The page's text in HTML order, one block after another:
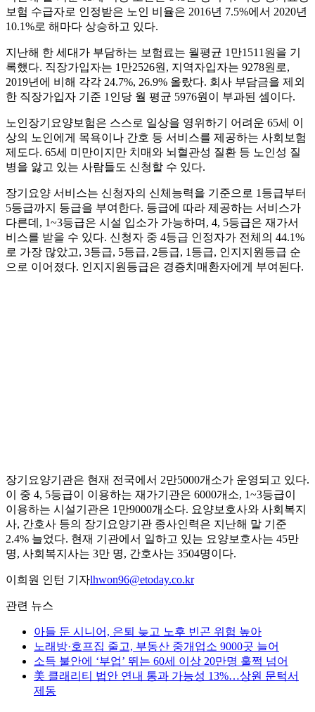
보험 수급자로 인정받은 노인 비율은 2016년 7.5%에서 2020년
10.1%로 해마다 상승하고 있다.
지난해 한 세대가 부담하는 보험료는 월평균 1만1511원을 기
록했다. 직장가입자는 1만2526원, 지역자입자는 9278원로,
2019년에 비해 각각 24.7%, 26.9% 올랐다. 회사 부담금을 제외
한 직장가입자 기준 1인당 월 평균 5976원이 부과된 셈이다.
노인장기요양보험은 스스로 일상을 영위하기 어려운 65세 이
상의 노인에게 목욕이나 간호 등 서비스를 제공하는 사회보험
제도다. 65세 미만이지만 치매와 뇌혈관성 질환 등 노인성 질
병을 앓고 있는 사람들도 신청할 수 있다.
장기요양 서비스는 신청자의 신체능력을 기준으로 1등급부터
5등급까지 등급을 부여한다. 등급에 따라 제공하는 서비스가
다른데, 1~3등급은 시설 입소가 가능하며, 4, 5등급은 재가서
비스를 받을 수 있다. 신청자 중 4등급 인정자가 전체의 44.1%
로 가장 많았고, 3등급, 5등급, 2등급, 1등급, 인지지원등급 순
으로 이어졌다. 인지지원등급은 경증치매환자에게 부여된다.
장기요양기관은 현재 전국에서 2만5000개소가 운영되고 있다.
이 중 4, 5등급이 이용하는 재가기관은 6000개소, 1~3등급이
이용하는 시설기관은 1만9000개소다. 요양보호사와 사회복지
사, 간호사 등의 장기요양기관 종사인력은 지난해 말 기준
2.4% 늘었다. 현재 기관에서 일하고 있는 요양보호사는 45만
명, 사회복지사는 3만 명, 간호사는 3504명이다.
이희원 인턴 기자lhwon96@etoday.co.kr
관련 뉴스
아들 둔 시니어, 은퇴 늦고 노후 빈곤 위험 높아
노래방·호프집 줄고, 부동산 중개업소 9000곳 늘어
소득 불안에 ‘부업’ 뛰는 60세 이상 20만명 훌쩍 넘어
美 클래리티 법안 연내 통과 가능성 13%…상원 문턱서
제동